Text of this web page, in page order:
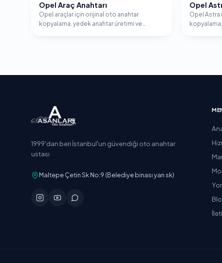
OPEL
Opel Araç Anahtarı
Opel araçlar için orijinal oto anahtar
kopyalama, yedek anahtar üretimi ve
OPEL
Opel
Opel Astra
1999'dan beri İstanbul'un güvendiği oto anahtar
ustası
Maltepe Çetin Sk No:9 (Belediye binası yan sk)